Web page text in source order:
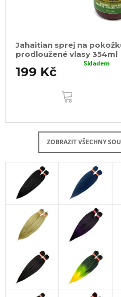
Jahaitian sprej na
prodloužené vlasy 354ml
199 Kč
Skladem
ZOBRAZIT VŠECHNY